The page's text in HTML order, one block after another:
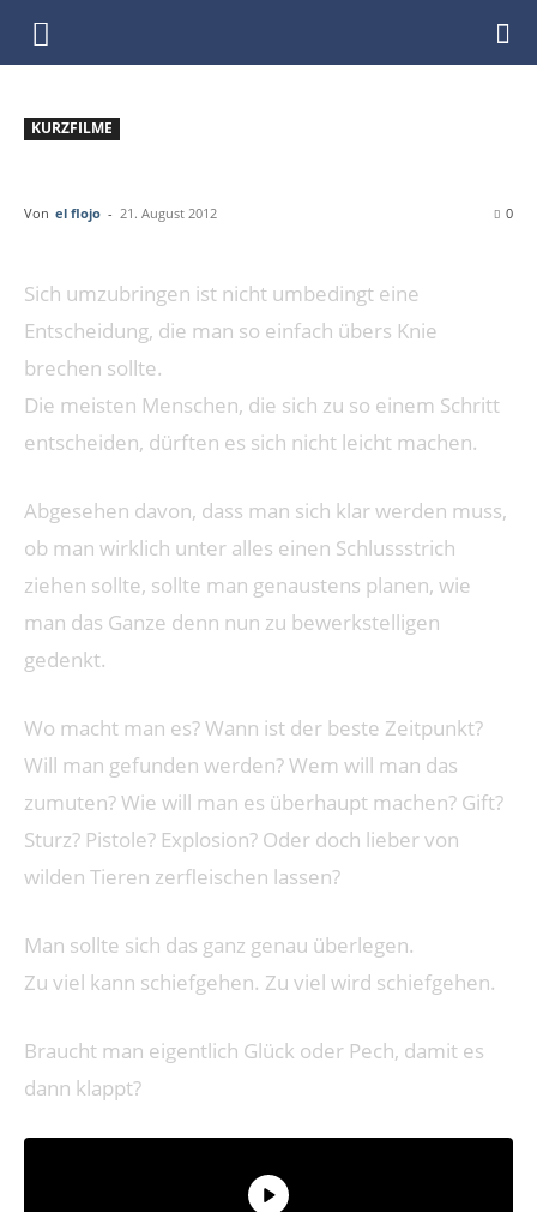
KURZFILME
Von el flojo - 21. August 2012 0
Sich umzubringen ist nicht umbedingt eine
Entscheidung, die man so einfach übers Knie
brechen sollte.
Die meisten Menschen, die sich zu so einem Schritt
entscheiden, dürften es sich nicht leicht machen.
Abgesehen davon, dass man sich klar werden muss,
ob man wirklich unter alles einen Schlussstrich
ziehen sollte, sollte man genaustens planen, wie
man das Ganze denn nun zu bewerkstelligen
gedenkt.
Wo macht man es? Wann ist der beste Zeitpunkt?
Will man gefunden werden? Wem will man das
zumuten? Wie will man es überhaupt machen? Gift?
Sturz? Pistole? Explosion? Oder doch lieber von
wilden Tieren zerfleischen lassen?
Man sollte sich das ganz genau überlegen.
Zu viel kann schiefgehen. Zu viel wird schiefgehen.
Braucht man eigentlich Glück oder Pech, damit es
dann klappt?